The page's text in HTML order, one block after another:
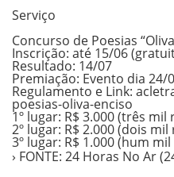
Serviço
Concurso de Poesias
Inscrição: até 15/06
Resultado: 14/07
Premiação: Evento dia 24/
Regulamento e Link:
poesias-oliva-enciso
1º lugar: R$ 3.000 (três mil
2º lugar: R$ 2.000 (dois mil
3º lugar: R$ 1.000 (hum
› FONTE: 24 Horas No Ar